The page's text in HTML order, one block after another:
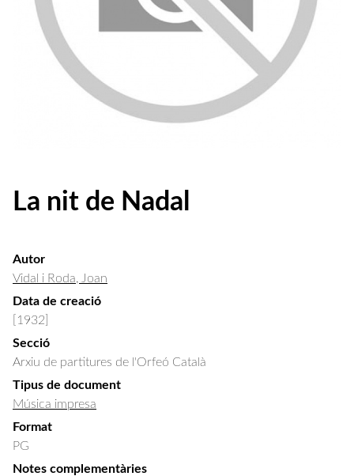
La nit de Nadal
Autor
Vidal i Roda, Joan
Data de creació
[1932]
Secció
Arxiu de partitures de l'Orfeó Català
Tipus de document
Música impresa
Format
PG
Notes complementàries